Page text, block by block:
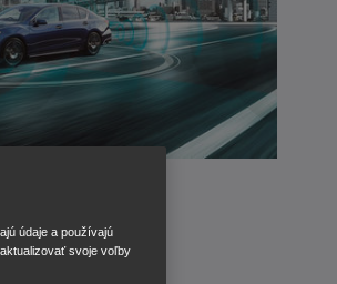
údaje a používajú
svoje voľby